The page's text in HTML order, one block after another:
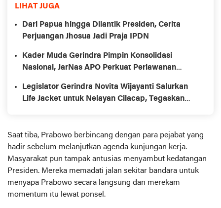
LIHAT JUGA
Dari Papua hingga Dilantik Presiden, Cerita
Perjuangan Jhosua Jadi Praja IPDN
Kader Muda Gerindra Pimpin Konsolidasi
Nasional, JarNas APO Perkuat Perlawanan
Legislator Gerindra Novita Wijayanti Salurkan
Life Jacket untuk Nelayan Cilacap, Tegaskan
Saat tiba, Prabowo berbincang dengan para pejabat yang
hadir sebelum melanjutkan agenda kunjungan kerja.
Masyarakat pun tampak antusias menyambut kedatangan
Presiden. Mereka memadati jalan sekitar bandara untuk
menyapa Prabowo secara langsung dan merekam
momentum itu lewat ponsel.